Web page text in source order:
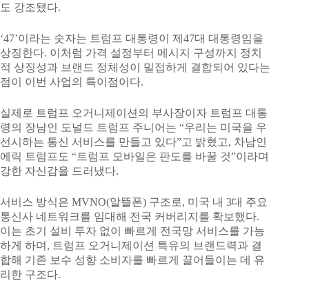
도 강조됐다.
‘47’이라는 숫자는 트럼프 대통령이 제47대 대통령임을
상징한다. 이처럼 가격 설정부터 메시지 구성까지 정치
적 상징성과 브랜드 정체성이 밀접하게 결합되어 있다는
점이 이번 사업의 특이점이다.
실제로 트럼프 오거니제이션의 부사장이자 트럼프 대통
령의 장남인 도널드 트럼프 주니어는 “우리는 미국을 우
선시하는 통신 서비스를 만들고 있다”고 밝혔고, 차남인
에릭 트럼프도 “트럼프 모바일은 판도를 바꿀 것”이라며
강한 자신감을 드러냈다.
서비스 방식은 MVNO(알뜰폰) 구조로, 미국 내 3대 주요
통신사 네트워크를 임대해 전국 커버리지를 확보했다.
이는 초기 설비 투자 없이 빠르게 전국망 서비스를 가능
하게 하며, 트럼프 오거니제이션 특유의 브랜드력과 결
합해 기존 보수 성향 소비자를 빠르게 끌어들이는 데 유
리한 구조다.